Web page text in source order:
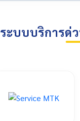
ระบบบริการด่ว